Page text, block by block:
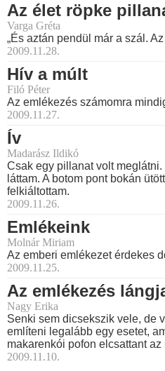
Az élet röpke
Varga Gréta
„És aztán pendül már a szál.
2009.11.28.
Hív a múlt
Filó Péter
Az emlékezés számomra
2009.11.27.
Ív
Madarász Ildikó
Csak egy pillanat volt
láttam. A botom pont bokán
felkiáltottam.
2009.11.26.
Emlékeink
Molnár Miriam
Az emberi emlékezet érdekes
2009.11.25.
Az emlékezés
Nagy Erika
Senki sem dicsekszik vele, de
említeni legalább egy esetet,
makarenkói pofon elcsattant az
2009.11.10.